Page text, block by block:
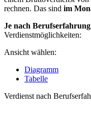
rechnen. Das sind im
Je nach Berufserfahrung
Verdienstmöglichkeiten:
Ansicht wählen:
Diagramm
Tabelle
Verdienst nach